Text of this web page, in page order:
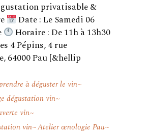
privatisable &
Date : Le Samedi 06
Horaire : De 11h à 13h30
4 Pépins, 4 rue
64000 Pau [&hellip
à déguster le vin
dégustation vin
vin
vin Atelier œnologie Pau